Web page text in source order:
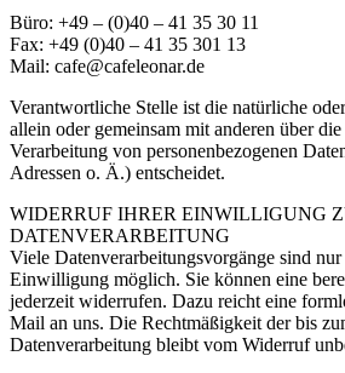
Büro: +49 – (0)40 – 41 35 30 11
Fax: +49 (0)40 – 41 35 301 13
Mail: cafe@cafeleonar.de
Verantwortliche Stelle ist die natürliche
allein oder gemeinsam mit anderen über
Verarbeitung von personenbezogenen
Adressen o. Ä.) entscheidet.
WIDERRUF IHRER EINWILLIGUNG
DATENVERARBEITUNG
Viele Datenverarbeitungsvorgänge sind
Einwilligung möglich. Sie können eine
jederzeit widerrufen. Dazu reicht eine
Mail an uns. Die Rechtmäßigkeit der bis
Datenverarbeitung bleibt vom Widerruf